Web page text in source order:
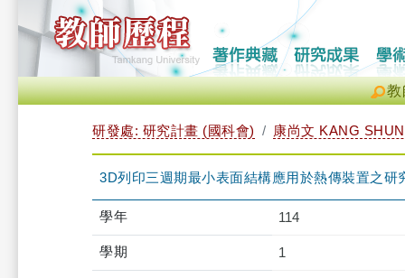
教
研發處: 研究計畫 (國科會) 康尚文 KANG
3D列印三週期最小表面結構應用於熱傳裝置之研
學年 114
學期 1